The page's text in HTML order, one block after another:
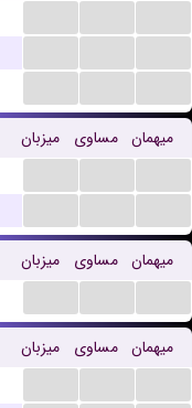
میزبان مساوی میهمان
میزبان مساوی میهمان
میزبان مساوی میهمان